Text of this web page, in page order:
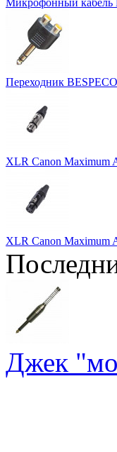
Переходник
XLR Canon Maximum
XLR Canon Maximum
Джек